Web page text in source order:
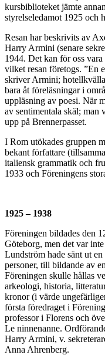
kursbiblioteket jämte
styrelseledamot 1925 och
Resan har beskrivits av
Harry Armini (senare
1944. Det kan för oss
vilket resan företogs. ”En
skriver Armini;
bara åt föreläsningar i
uppläsning av poesi. När
av sentimentala skäl; man
upp på Brennerpasset.
I Rom utökades gruppen
bekant författare
italiensk grammatik och
1933 och Föreningens
1925 – 1938
Föreningen bildades den
Göteborg, men det var
Lundström hade sänt ut
personer, till bildande av
Föreningen skulle hållas
arkeologi, historia,
kronor (i värde
första föredraget i
professor i Florens och
Le ninnenanne.
Harry Armini, v.
Anna Ahrenberg.